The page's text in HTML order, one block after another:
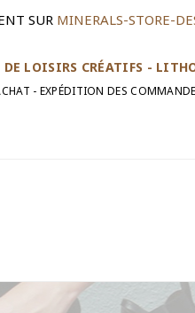
SUR MINERALS-STORE-
LOISIRS CRÉATIFS -
- EXPÉDITION DES